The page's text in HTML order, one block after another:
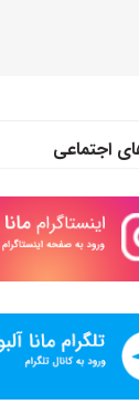
اجتماعی